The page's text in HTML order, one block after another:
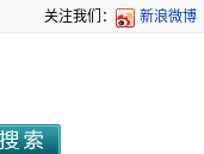
关注我们： 新浪微博